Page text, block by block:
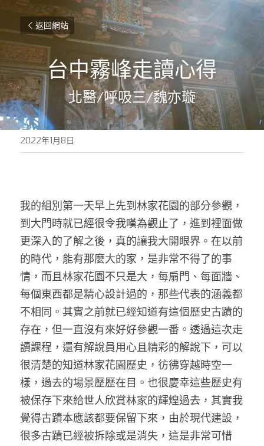
返回網站
台中霧峰走讀心得
北醫/呼吸三/魏亦璇
2022年1月8日
我的組別第一天早上先到林家花園的部分參觀，
到大門時就已經很令我嘆為觀止了，進到裡面做
更深入的了解之後，真的讓我大開眼界。在以前
的時代，能有那麼大的家，是非常不得了的事
情，而且林家花園不只是大，每扇門、每面牆、
每個東西都是精心設計過的，那些代表的涵義都
不相同。其實之前就已經知道有這個歷史古蹟的
存在，但一直沒有來好好參觀一番。透過這次走
讀課程，還有解說員用心且精彩的解說下，可以
很清楚的知道林家花園歷史，彷彿穿越時空一
樣，過去的場景歷歷在目。也很慶幸這些歷史有
被保存下來給世人欣賞林家的輝煌過去，其實我
覺得古蹟本應該都要保留下來，由於現代建設，
很多古蹟已經被拆除或是消失，這是非常可惜